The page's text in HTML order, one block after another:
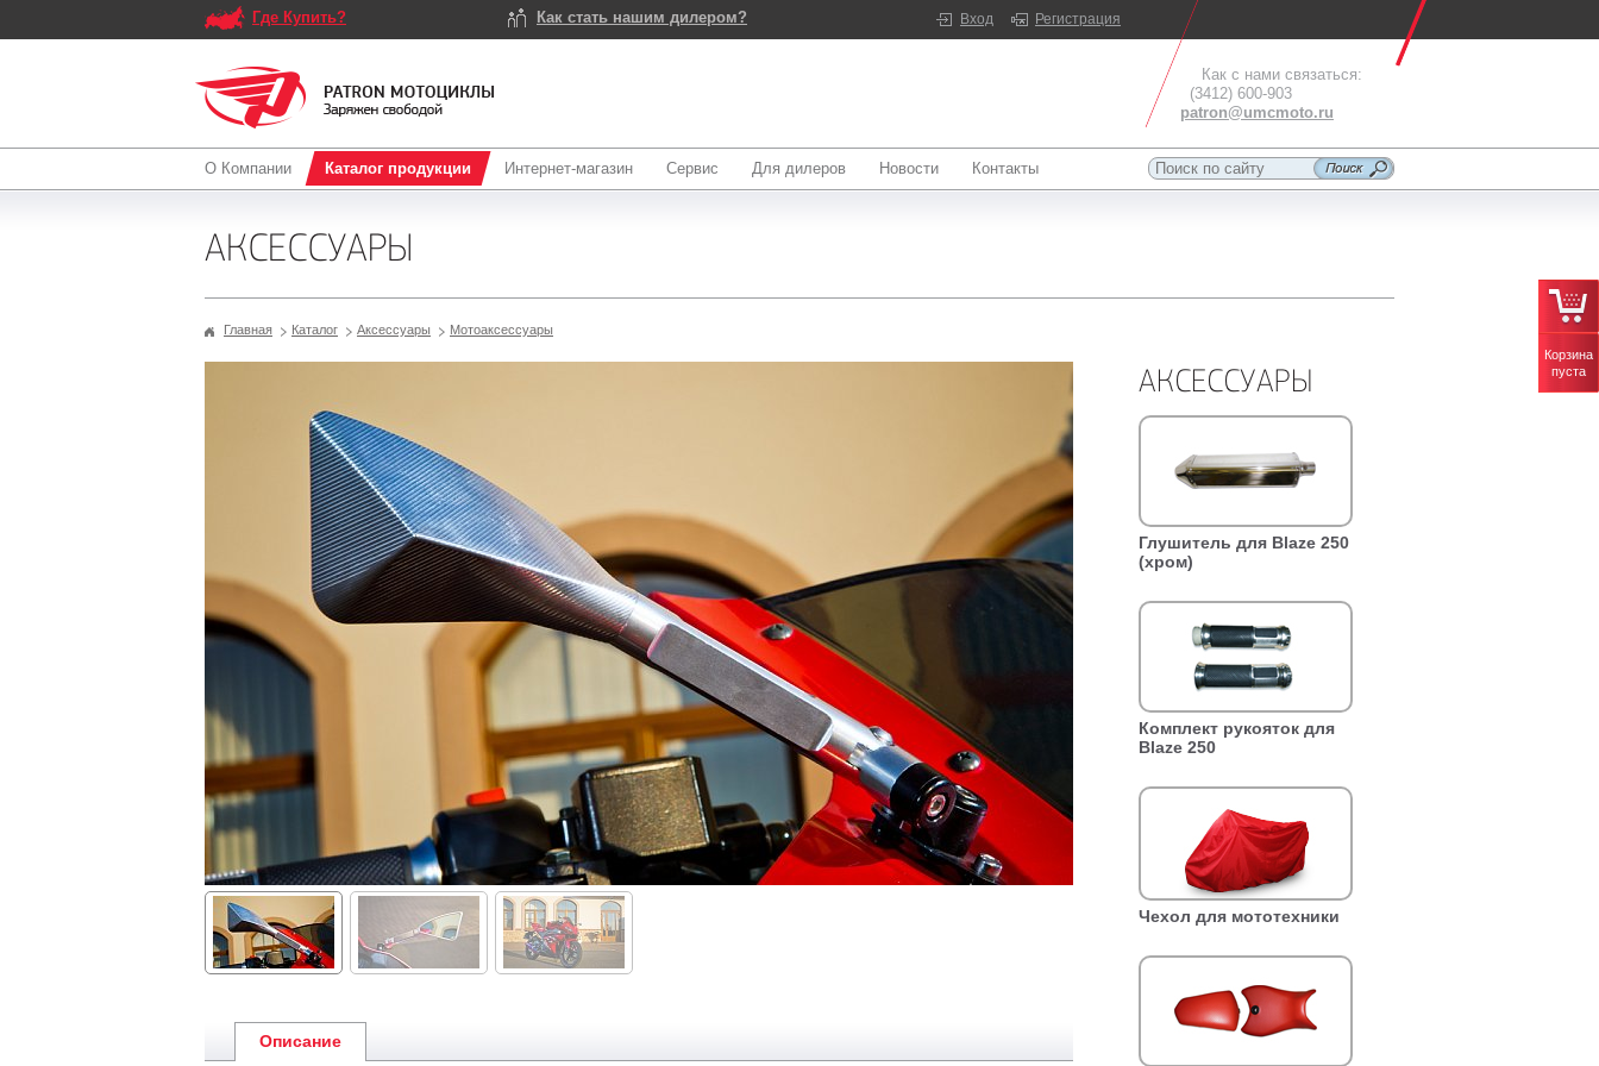
Вход Регистрация
Где Купить? Как стать нашим дилером?
Как с нами связаться:
(3412) 600-903
patron@umcmoto.ru
О Компании Каталог продукции Интернет-магазин Сервис Для дилеров Новости Контакты
Корзина
пуста
АКСЕССУАРЫ
Главная Каталог Аксессуары Мотоаксессуары
Описание
АКСЕССУАРЫ
Глушитель для Blaze 250
(хром)
Комплект рукояток для
Blaze 250
Чехол для мототехники